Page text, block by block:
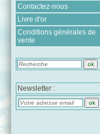
Contactez-nous
Livre d'or
Conditions générales de
vente
Newsletter :